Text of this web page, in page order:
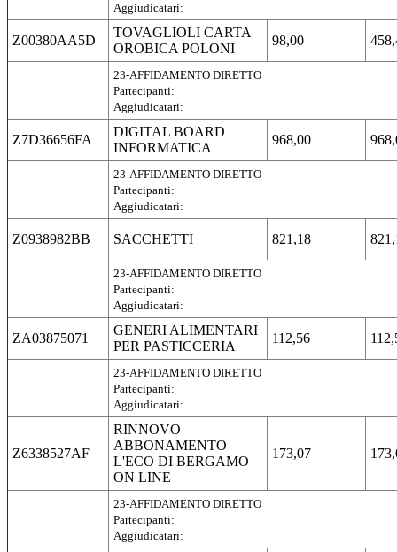
Aggiudicatari:
Z00380AA5D
TOVAGLIOLI CARTA
OROBICA POLONI
98,00
23-AFFIDAMENTO DIRETTO
Partecipanti:
Aggiudicatari:
Z7D36656FA
DIGITAL BOARD
INFORMATICA
968,00
23-AFFIDAMENTO DIRETTO
Partecipanti:
Aggiudicatari:
Z0938982BB SACCHETTI 821,18
23-AFFIDAMENTO DIRETTO
Partecipanti:
Aggiudicatari:
ZA03875071
GENERI ALIMENTARI
PER PASTICCERIA
112,56
23-AFFIDAMENTO DIRETTO
Partecipanti:
Aggiudicatari:
Z6338527AF
RINNOVO
ABBONAMENTO
L'ECO DI BERGAMO
ON LINE
173,07
23-AFFIDAMENTO DIRETTO
Partecipanti:
Aggiudicatari: